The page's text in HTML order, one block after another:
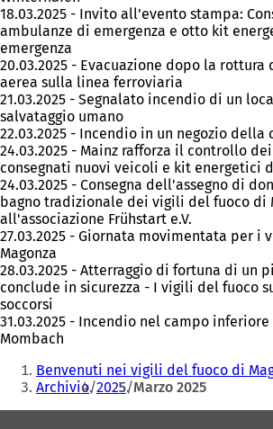
18.03.2025 - Invito all'evento stampa:
ambulanze di emergenza e otto kit
emergenza
20.03.2025 - Evacuazione dopo la rottura
aerea sulla linea ferroviaria
21.03.2025 - Segnalato incendio di un
salvataggio umano
22.03.2025 - Incendio in un negozio della
24.03.2025 - Mainz rafforza il controllo
consegnati nuovi veicoli e kit energetici
24.03.2025 - Consegna dell'assegno di
bagno tradizionale dei vigili del fuoco di
all'associazione Frühstart e.V.
27.03.2025 - Giornata movimentata per i
Magonza
28.03.2025 - Atterraggio di fortuna di un
conclude in sicurezza - I vigili del fuoco
soccorsi
31.03.2025 - Incendio nel campo
Mombach
Siete
qui:
Benvenuti nei vigili del fuoco di
Archivio 2025 Marzo 2025